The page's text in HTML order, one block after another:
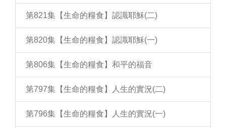
第821集【生命的糧食】認識耶穌(二)
第820集【生命的糧食】認識耶穌(一)
第806集【生命的糧食】和平的福音
第797集【生命的糧食】人生的實況(二)
第796集【生命的糧食】人生的實況(一)